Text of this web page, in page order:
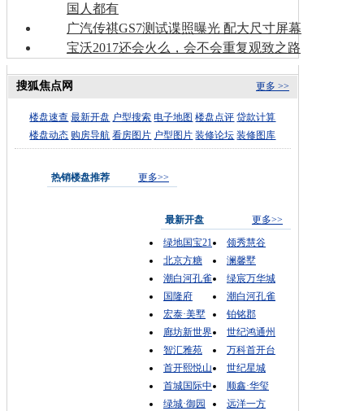
国人都有
广汽传祺GS7测试谍照曝光 配大尺寸屏幕
宝沃2017还会火么，会不会重复观致之路
更多 >>
搜狐焦点网
楼盘速查 最新开盘 户型搜索 电子地图 楼盘点评 贷款计算
楼盘动态 购房导航 看房图片 户型图片 装修论坛 装修图库
热销楼盘推荐 更多>>
最新开盘
更多>>
绿地国宝21
领秀慧谷
北京方糖
澜馨墅
潮白河孔雀
绿宸万华城
国隆府
潮白河孔雀
宏泰·美墅
铂铭郡
廊坊新世界
世纪鸿通州
智汇雅苑
万科首开台
首开熙悦山
世纪星城
首城国际中
顺鑫·华玺
绿城·御园
远洋一方